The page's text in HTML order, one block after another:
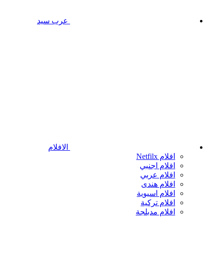
عرب سيد
الافلام
افلام Netfilx
افلام اجنبي
افلام عربي
افلام هندى
افلام اسيوية
افلام تركية
افلام مدبلجة